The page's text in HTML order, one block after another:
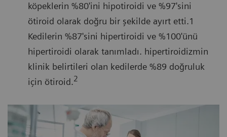
köpeklerin %80'ini hipotiroidi ve %97'sini
ötiroid olarak doğru bir şekilde ayırt etti.1
Kedilerin %87'sini hipertiroidi ve %100'ünü
hipertiroidi olarak tanımladı. hipertiroidizmin
klinik belirtileri olan kedilerde %89 doğruluk
için ötiroid.2